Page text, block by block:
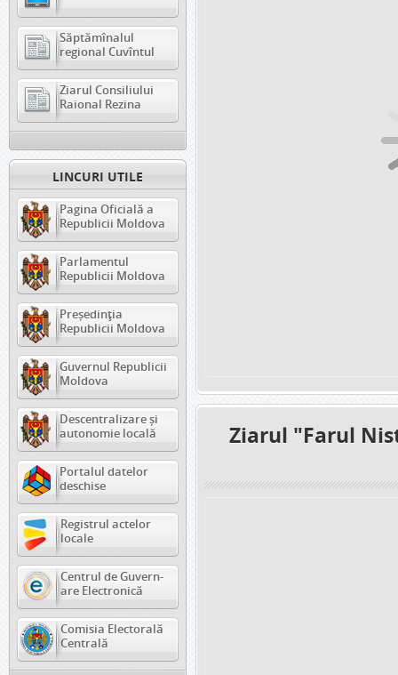
Săptămînalul
regional Cuvîntul
Ziarul Consiliului
Raional Rezina
LINCURI UTILE
Pagina Oficială a
Republicii Moldova
Parlamentul
Republicii Moldova
Președinția
Republicii Moldova
Guvernul Republicii
Moldova
Descentralizare și
autonomie locală
Portalul datelor
deschise
Registrul actelor
locale
Centrul de Guvern-
are Electronică
Comisia Electorală
Centrală
Ziarul "Farul